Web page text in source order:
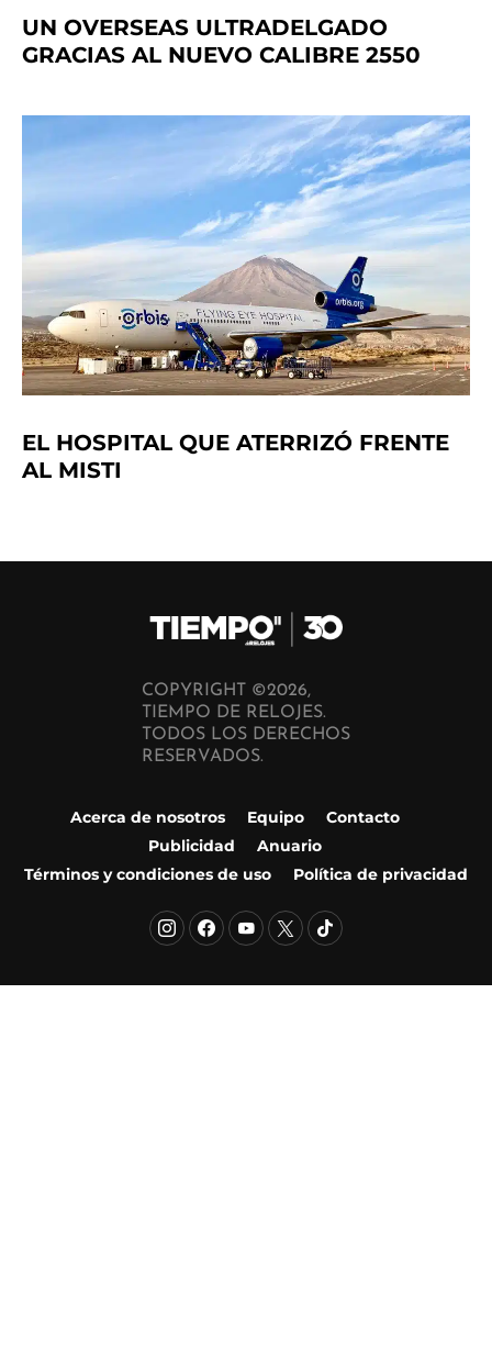
UN OVERSEAS ULTRADELGADO
GRACIAS AL NUEVO CALIBRE 2550
EL HOSPITAL QUE ATERRIZÓ FRENTE
AL MISTI
COPYRIGHT ©2026,
TIEMPO DE RELOJES.
TODOS LOS DERECHOS
RESERVADOS.
Acerca de nosotros Equipo
Contacto
Publicidad
Anuario
Términos y condiciones de uso
Política de privacidad